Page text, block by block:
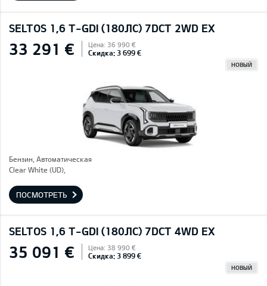
SELTOS 1,6 T-GDI (180ЛС) 7DCT 2WD EX
33 291 € Цена: 36 990 €
Скидка: 3 699 €
НОВЫЙ
Бензин, Автоматическая
Clear White (UD),
ПОСМОТРЕТЬ
SELTOS 1,6 T-GDI (180ЛС) 7DCT 4WD EX
35 091 € Цена: 38 990 €
Скидка: 3 899 €
НОВЫЙ